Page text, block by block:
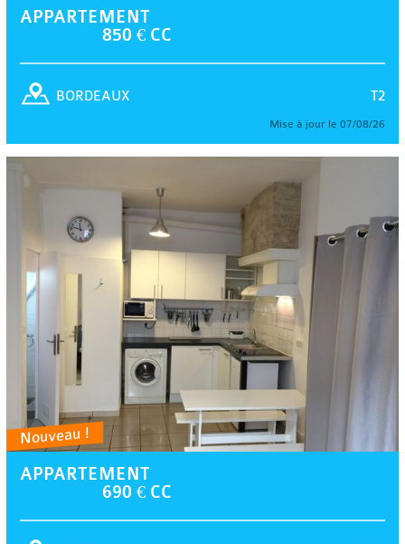
APPARTEMENT
850 € CC
T2
BORDEAUX
Mise à jour le 07/08/26
Nouveau !
APPARTEMENT
690 € CC